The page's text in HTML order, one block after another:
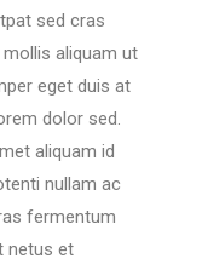
sed cras
aliquam ut
eget duis at
dolor sed.
aliquam id
nullam ac
fermentum
netus et